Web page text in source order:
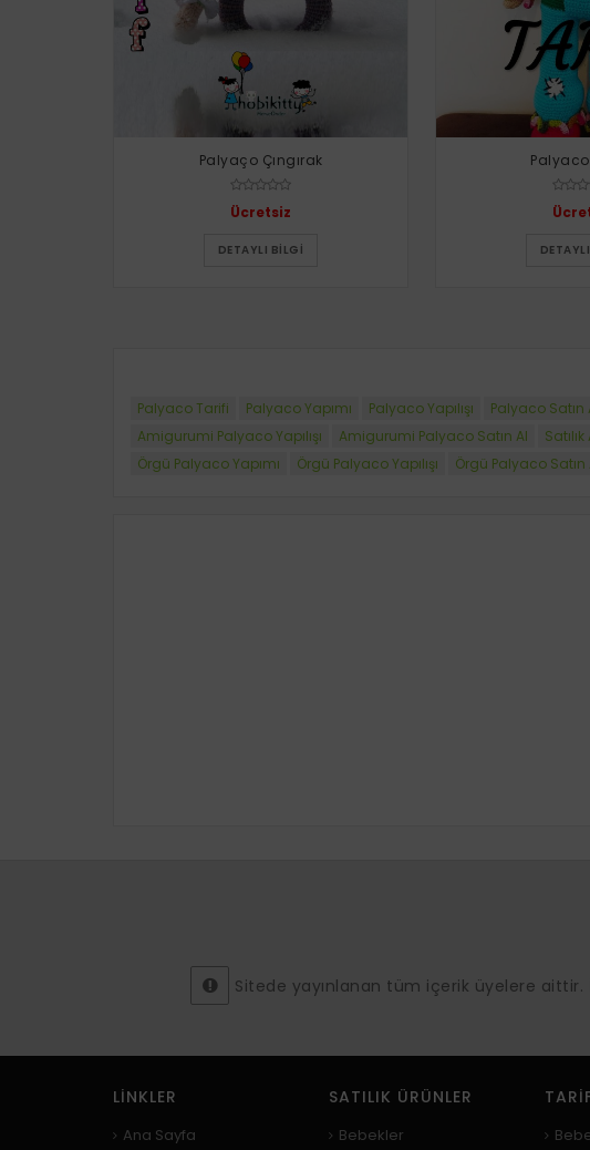
Palyaço Çıngırak
Ücretsiz
DETAYLI BILGI
Palyaco Tarifi Palyaco Yapımı Palyaco Yapılışı Palyaco Satın
Amigurumi Palyaco Yapılışı
Amigurumi Palyaco Satın Al
Örgü Palyaco Yapımı
Örgü Palyaco Yapılışı Örgü Palyaco Satın
Sitede yayınlanan tüm içerik üyelere aittir.
LINKLER
Ana Sayfa
SATILIK ÜRÜNLER
Bebekler